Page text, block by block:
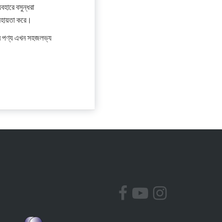
বসুন্ধরা
করে।
সব পণ্য এখন সহজলভ্য